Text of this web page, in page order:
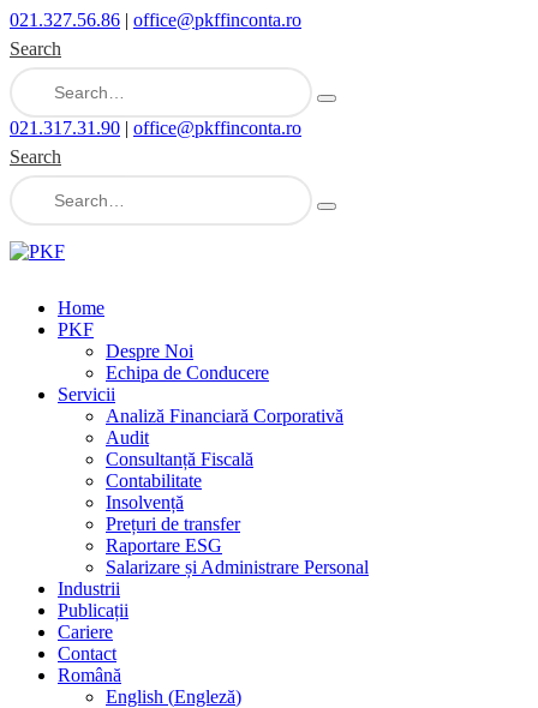
021.327.56.86 | office@pkffinconta.ro
Search
021.317.31.90 | office@pkffinconta.ro
Search
Home
PKF
Despre Noi
Echipa de Conducere
Servicii
Analiză Financiară Corporativă
Audit
Consultanță Fiscală
Contabilitate
Insolvență
Prețuri de transfer
Raportare ESG
Salarizare și Administrare Personal
Industrii
Publicații
Cariere
Contact
Română
English (Engleză)